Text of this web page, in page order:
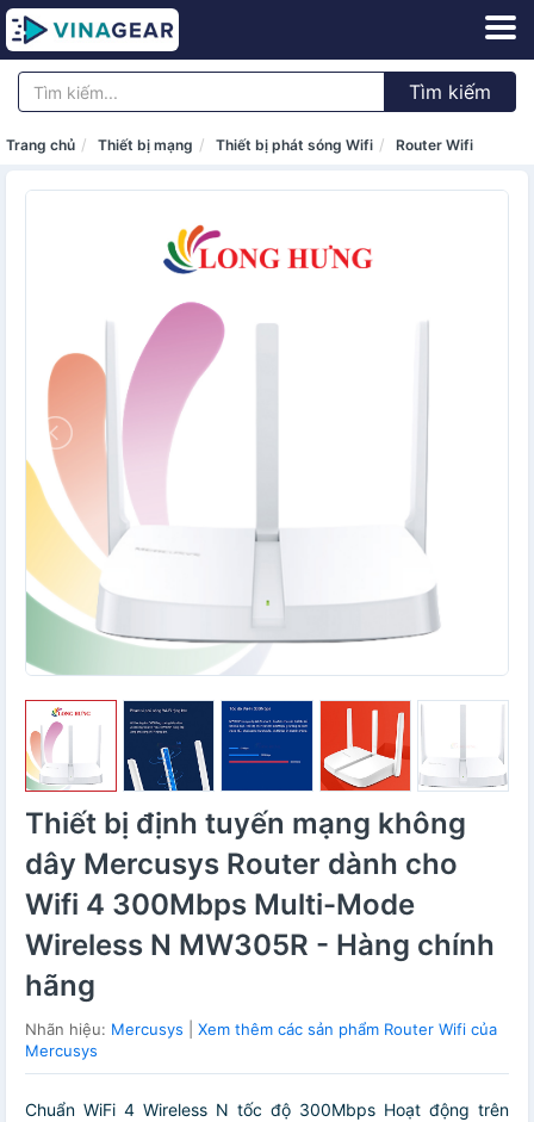
Tìm kiếm
Trang chủ Thiết bị mạng Thiết bị phát sóng Wifi Router Wifi
Thiết bị định tuyến mạng không
dây Mercusys Router dành cho
Wifi 4 300Mbps Multi-Mode
Wireless N MW305R - Hàng chính
hãng
Nhãn hiệu: Mercusys
Xem thêm các sản phẩm Router Wifi của
Mercusys
Chuẩn WiFi 4 Wireless N tốc độ 300Mbps Hoạt động trên